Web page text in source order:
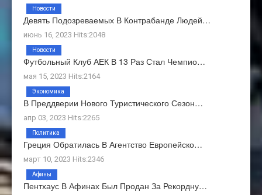
Девять Подозреваемых В Контрабанде Людей…
июнь 16, 2023 Hits:2048
Новости
Футбольный Клуб АЕК В 13 Раз Стал Чемпио…
мая 15, 2023 Hits:2164
Новости
В Преддверии Нового Туристического Сезон…
апр 03, 2023 Hits:2265
Экономика
Греция Обратилась В Агентство Европейско…
март 10, 2023 Hits:2346
Политика
Пентхаус В Афинах Был Продан За Рекордну…
Афины